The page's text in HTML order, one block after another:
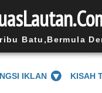
Batu,Bermula
IKLAN KISAH